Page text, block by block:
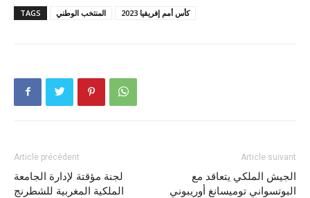
TAGS المنتخب الوطني كأس أمم إفريقيا 2023
Article précédent
لجنة مؤقتة لإدارة الجامعة
الملكية المغربية للشطرنج
Article suivant
الجيش الملكي يتعاقد مع
البوتسواني توميسانغ أوريبوني